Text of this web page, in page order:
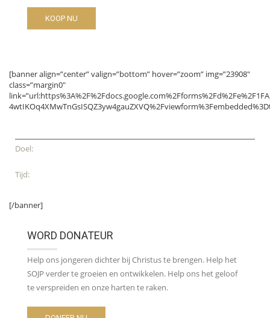
KOOP NU
[banner align=”center” valign=”bottom” hover=”zoom” img=”23908″
class=”margin0″
Doel:
Tijd:
[/banner]
WORD DONATEUR
Help ons jongeren dichter bij Christus te brengen. Help het
SOJP verder te groeien en ontwikkelen. Help ons het geloof
te verspreiden en onze harten te raken.